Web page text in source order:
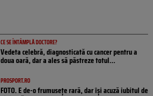
CE SE ÎNTÂMPLĂ DOCTORE?
Vedeta celebră, diagnosticată cu cancer pentru a
doua oară, dar a ales să păstreze totul...
PROSPORT.RO
FOTO. E de-o frumusețe rară, dar își acuză iubitul de